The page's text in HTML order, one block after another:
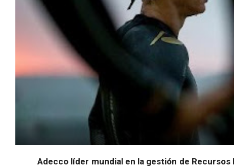
Adecco líder mundial en la gestión de